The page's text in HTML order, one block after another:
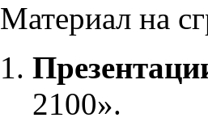
Материал на
2100».